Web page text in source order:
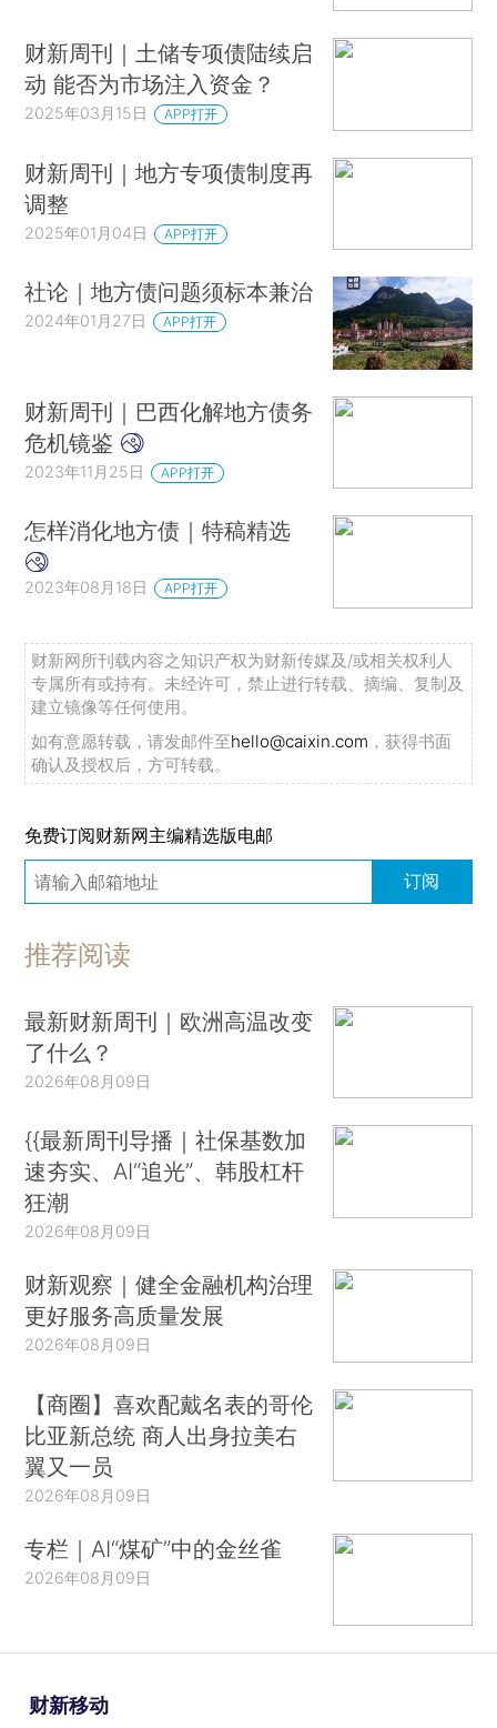
财新周刊｜土储专项债陆续启
动 能否为市场注入资金？
2025年03月15日 APP打开
财新周刊｜地方专项债制度再
调整
2025年01月04日 APP打开
社论｜地方债问题须标本兼治
2024年01月27日 APP打开
财新周刊｜巴西化解地方债务
危机镜鉴
2023年11月25日 APP打开
怎样消化地方债｜特稿精选
2023年08月18日 APP打开
财新网所刊载内容之知识产权为财新传媒及/或相关权利人
专属所有或持有。未经许可，禁止进行转载、摘编、复制及
建立镜像等任何使用。
如有意愿转载，请发邮件至hello@caixin.com ，获得书面
确认及授权后，方可转载。
免费订阅财新网主编精选版电邮
订阅
推荐阅读
最新财新周刊｜欧洲高温改变
了什么？
2026年08月09日
{{最新周刊导播｜社保基数加
速夯实、AI“追光”、韩股杠杆
狂潮
2026年08月09日
财新观察｜健全金融机构治理
更好服务高质量发展
2026年08月09日
【商圈】喜欢配戴名表的哥伦
比亚新总统 商人出身拉美右
翼又一员
2026年08月09日
专栏｜AI“煤矿”中的金丝雀
2026年08月09日
财新移动